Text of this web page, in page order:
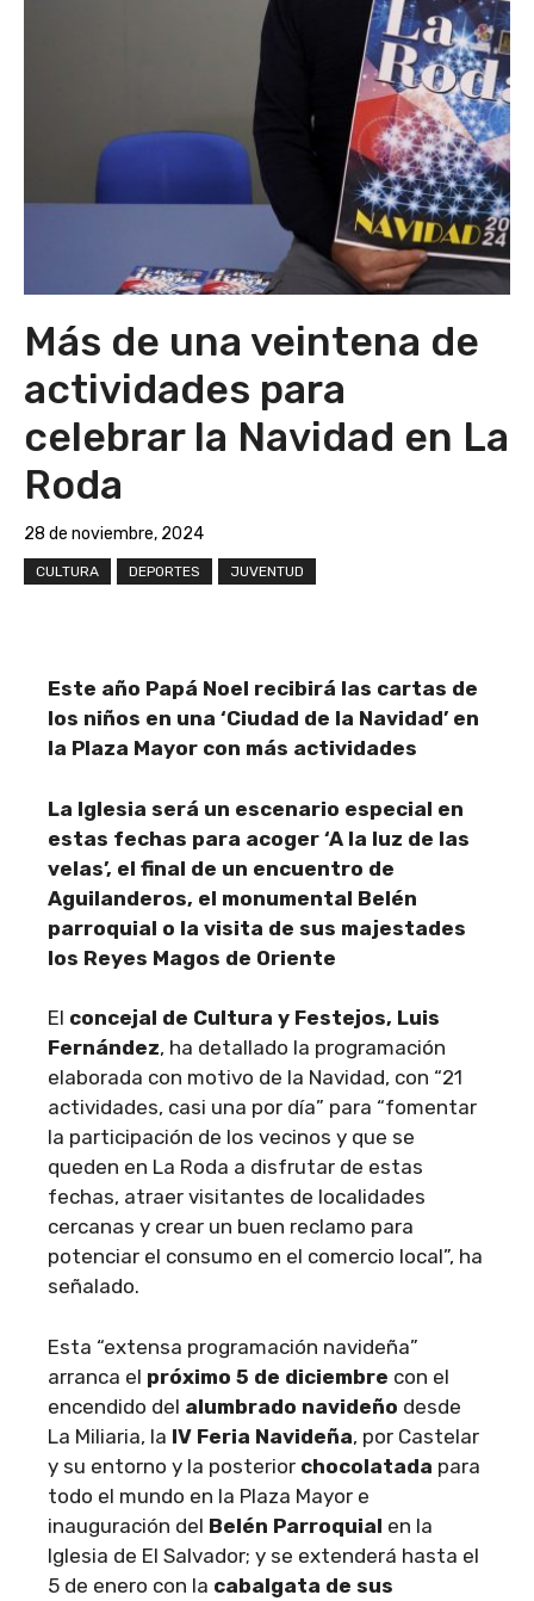
Más de una veintena de
actividades para
celebrar la Navidad en La
Roda
28 de noviembre, 2024
CULTURA DEPORTES JUVENTUD
Este año Papá Noel recibirá las cartas de
los niños en una ‘Ciudad de la Navidad’ en
la Plaza Mayor con más actividades
La Iglesia será un escenario especial en
estas fechas para acoger ‘A la luz de las
velas’, el final de un encuentro de
Aguilanderos, el monumental Belén
parroquial o la visita de sus majestades
los Reyes Magos de Oriente
El concejal de Cultura y Festejos, Luis
Fernández, ha detallado la programación
elaborada con motivo de la Navidad, con “21
actividades, casi una por día” para “fomentar
la participación de los vecinos y que se
queden en La Roda a disfrutar de estas
fechas, atraer visitantes de localidades
cercanas y crear un buen reclamo para
potenciar el consumo en el comercio local”, ha
señalado.
Esta “extensa programación navideña”
arranca el próximo 5 de diciembre con el
encendido del alumbrado navideño desde
La Miliaria, la IV Feria Navideña, por Castelar
y su entorno y la posterior chocolatada para
todo el mundo en la Plaza Mayor e
inauguración del Belén Parroquial en la
Iglesia de El Salvador; y se extenderá hasta el
5 de enero con la cabalgata de sus